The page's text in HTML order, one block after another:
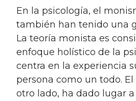
En la psicología, el monismo y el dualismo
también han tenido una
La teoría monista es
enfoque holístico de la
centra en la experiencia
persona como un todo.
otro lado, ha dado lugar